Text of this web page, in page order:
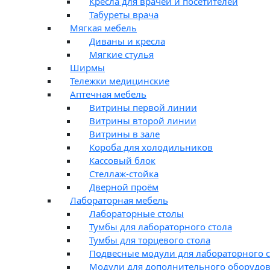
Табуреты врача
Мягкая мебель
Диваны и кресла
Мягкие стулья
Ширмы
Тележки медицинские
Аптечная мебель
Витрины первой линии
Витрины второй линии
Витрины в зале
Короба для холодильников
Кассовый блок
Стеллаж-стойка
Дверной проём
Лабораторная мебель
Лабораторные столы
Тумбы для лабораторного стола
Тумбы для торцевого стола
Подвесные модули для лабораторного
Модули для дополнительного